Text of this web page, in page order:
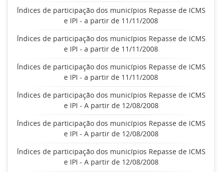
Índices de participação dos municípios Repasse de ICMS
e IPI - a partir de 11/11/2008
Índices de participação dos municípios Repasse de ICMS
e IPI - a partir de 11/11/2008
Índices de participação dos municípios Repasse de ICMS
e IPI - a partir de 11/11/2008
Índices de participação dos municípios Repasse de ICMS
e IPI - A partir de 12/08/2008
Índices de participação dos municípios Repasse de ICMS
e IPI - A partir de 12/08/2008
Índices de participação dos municípios Repasse de ICMS
e IPI - A partir de 12/08/2008